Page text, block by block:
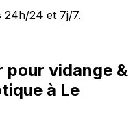
24h/24 et 7j/7.
pour vidange &
à Le